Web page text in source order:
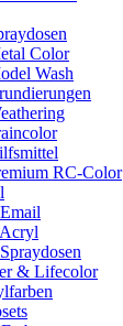
Color
Wash
RC-Color
& Lifecolor